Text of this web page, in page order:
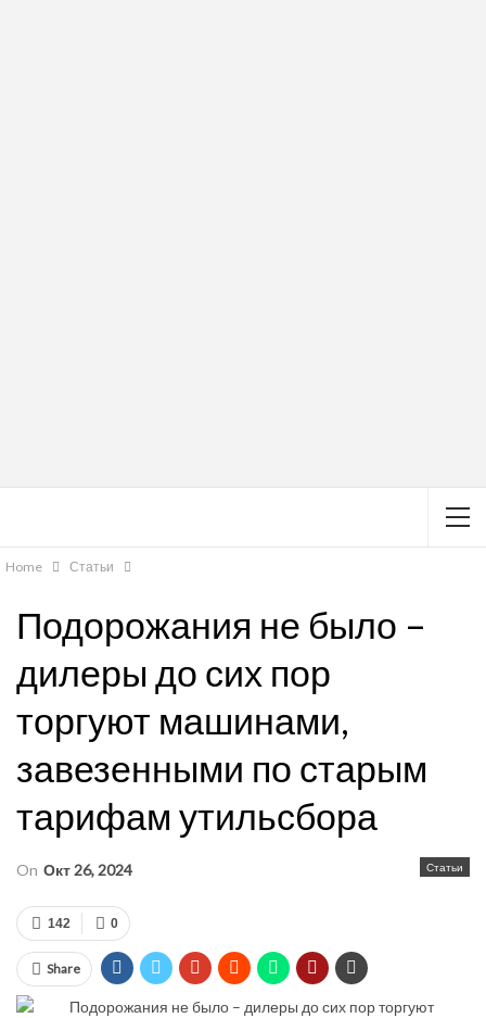
Home Статьи
Подорожания не было –
дилеры до сих пор
торгуют машинами,
завезенными по старым
тарифам утильсбора
Статьи
On Окт 26, 2024
0
142
Share